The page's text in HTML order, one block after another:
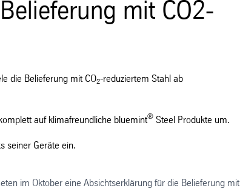
mit CO2-
die Belieferung mit CO2-reduziertem Stahl ab
auf klimafreundliche bluemint® Steel Produkte um.
seiner Geräte ein.
im Oktober eine Absichtserklärung für die Belieferung mit